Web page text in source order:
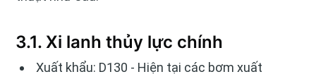
3.1. Xi lanh thủy lực chính
Xuất khẩu: D130 - Hiện tại các bơm xuất